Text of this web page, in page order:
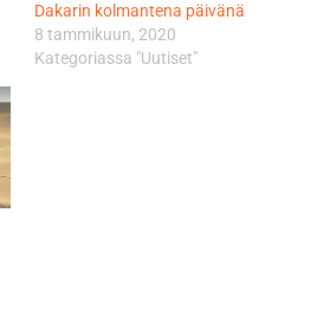
Dakarin kolmantena päivänä
8 tammikuun, 2020
Kategoriassa "Uutiset"